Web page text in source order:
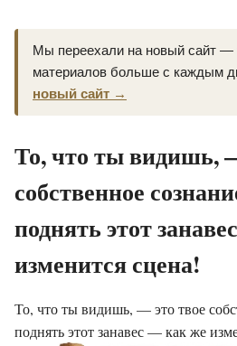
Мы переехали на новый сайт —
материалов больше с каждым
новый сайт →
То, что ты видишь,
собственное
поднять этот
изменится сцена!
То, что ты видишь, — это твое
поднять этот занавес — как же